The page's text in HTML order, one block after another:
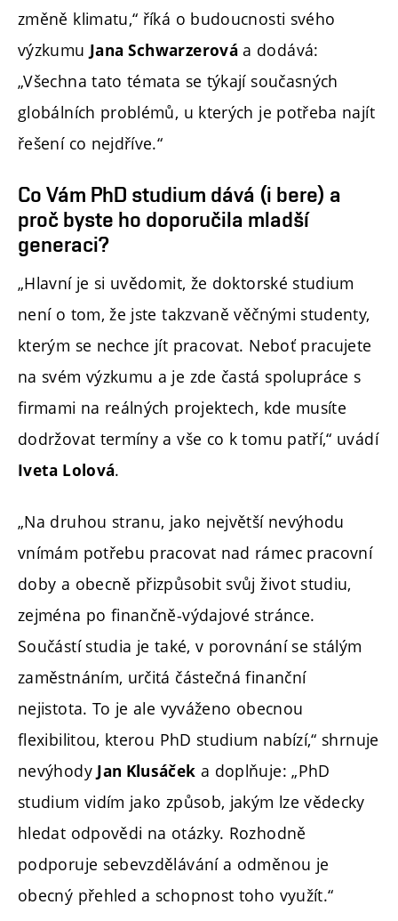
změně klimatu,“ říká o budoucnosti svého
výzkumu Jana Schwarzerová a dodává:
„Všechna tato témata se týkají současných
globálních problémů, u kterých je potřeba najít
řešení co nejdříve.“
Co Vám PhD studium dává (i bere) a
proč byste ho doporučila mladší
generaci?
„Hlavní je si uvědomit, že doktorské studium
není o tom, že jste takzvaně věčnými studenty,
kterým se nechce jít pracovat. Neboť pracujete
na svém výzkumu a je zde častá spolupráce s
firmami na reálných projektech, kde musíte
dodržovat termíny a vše co k tomu patří,“ uvádí
Iveta Lolová.
„Na druhou stranu, jako největší nevýhodu
vnímám potřebu pracovat nad rámec pracovní
doby a obecně přizpůsobit svůj život studiu,
zejména po finančně-výdajové stránce.
Součástí studia je také, v porovnání se stálým
zaměstnáním, určitá částečná finanční
nejistota. To je ale vyváženo obecnou
flexibilitou, kterou PhD studium nabízí,“ shrnuje
nevýhody Jan Klusáček a doplňuje: „PhD
studium vidím jako způsob, jakým lze vědecky
hledat odpovědi na otázky. Rozhodně
podporuje sebevzdělávání a odměnou je
obecný přehled a schopnost toho využít.“